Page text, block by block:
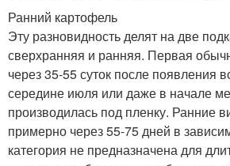
Ранний картофель
Эту разновидность делят на две
сверхранняя и ранняя. Первая
через 35-55 суток после появления
середине июля или даже в начале
производилась под пленку. Ранние
примерно через 55-75 дней в
категория не предназначена для